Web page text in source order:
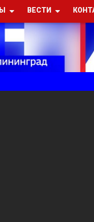
ВЕСТИ